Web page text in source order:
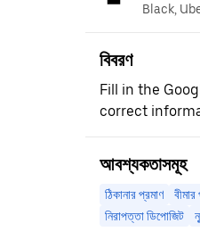
Black,
বিবরণ
Fill in the
correct
আবশ্যকতাসমূহ
ঠিকানার প্রমাণ
নিরাপত্তা ডিপোজিট